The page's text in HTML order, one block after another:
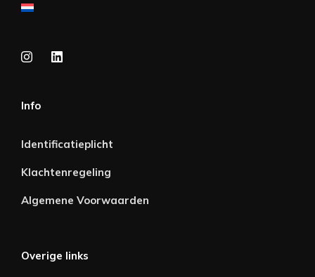
Info
Identificatieplicht
Klachtenregeling
Algemene Voorwaarden
Overige links